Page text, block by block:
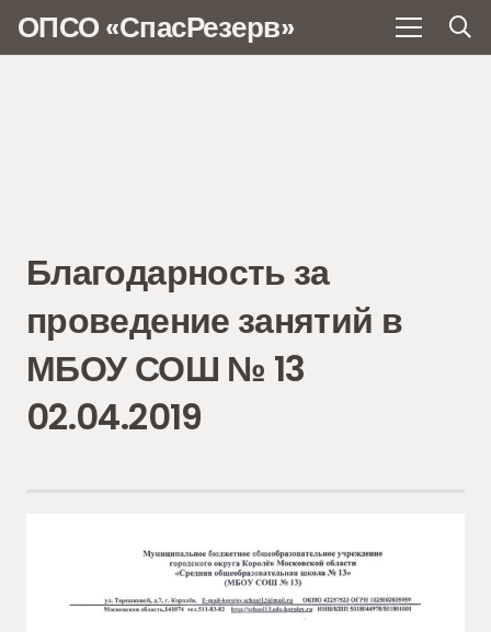
ОПСО «СпасРезерв»
Благодарность за
проведение занятий в
МБОУ СОШ № 13
02.04.2019